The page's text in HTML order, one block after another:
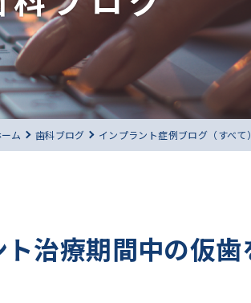
ム 歯科ブログ インプラント症例ブログ（すべて
ト治療期間中の仮